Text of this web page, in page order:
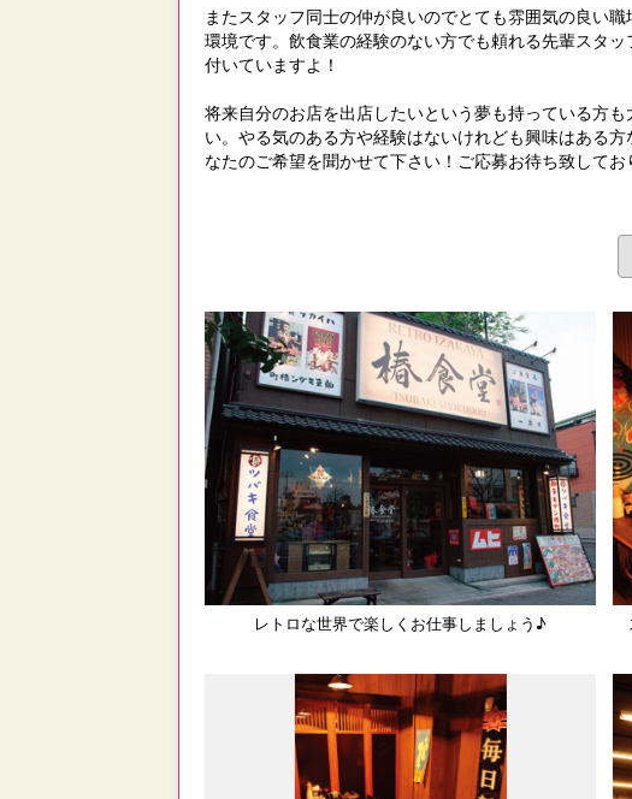
またスタッフ同士の仲が良いのでとても雰囲気の良い
環境です。飲食業の経験のない方でも頼れる先輩スタ
付いていますよ！
将来自分のお店を出店したいという夢も持っている方
い。やる気のある方や経験はないけれども興味はある
なたのご希望を聞かせて下さい！ご応募お待ち致してお
レトロな世界で楽しくお仕事しましょう♪